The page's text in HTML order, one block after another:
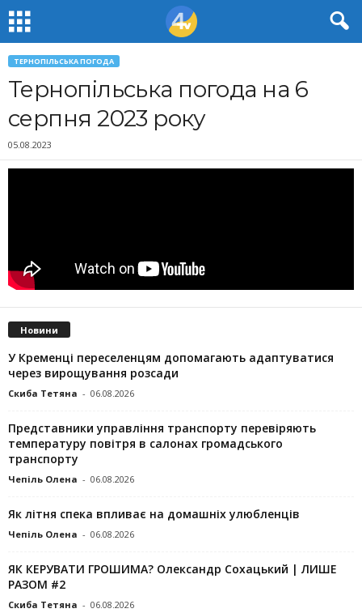
ТЕРНОПІЛЬСЬКА ПОГОДА
Тернопільська погода на 6
серпня 2023 року
05.08.2023
Новини
У Кременці переселенцям допомагають адаптуватися
через вирощування розсади
Скиба Тетяна - 06.08.2026
Представники управління транспорту перевіряють
температуру повітря в салонах громадського
транспорту
Чепіль Олена - 06.08.2026
Як літня спека впливає на домашніх улюбленців
Чепіль Олена - 06.08.2026
ЯК КЕРУВАТИ ГРОШИМА? Олександр Сохацький | ЛИШЕ
РАЗОМ #2
Скиба Тетяна - 06.08.2026